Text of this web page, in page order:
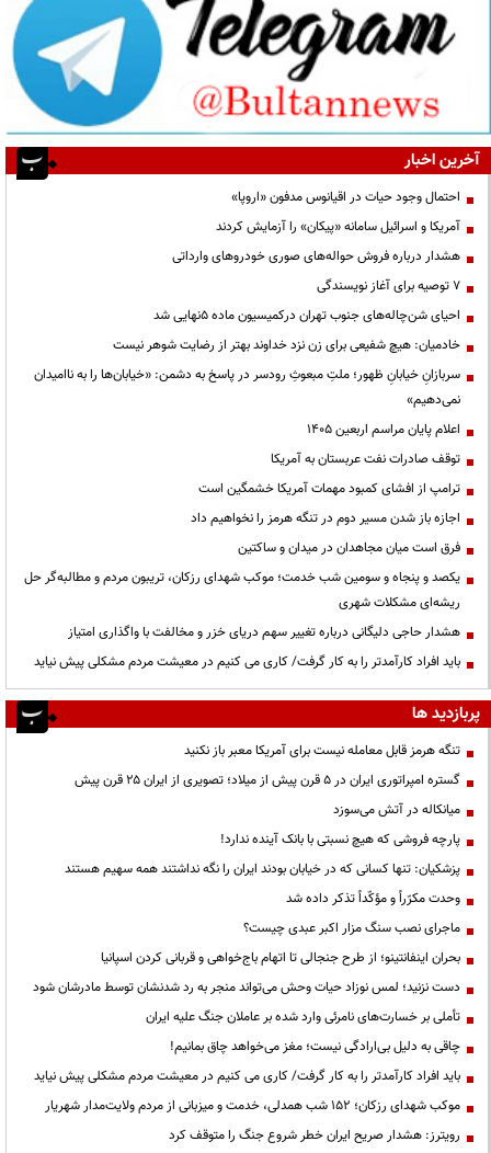
آخرین اخبار
احتمال وجود حیات در اقیانوس مدفون «اروپا»
آمریکا و اسرائیل سامانه «پیکان» را آزمایش کردند
هشدار درباره فروش حواله‌های صوری خودروهای وارداتی
۷ توصیه برای آغاز نویسندگی
احیای شن‌چاله‌های جنوب تهران درکمیسیون ماده ۵نهایی شد
خادمیان: هیچ شفیعی برای زن نزد خداوند بهتر از رضایت شوهر نیست
سربازانِ خیابانِ ظهور؛ ملتِ مبعوثِ رودسر در پاسخ به دشمن: «خیابان‌ها را به ناامیدان
نمی‌دهیم»
اعلام پایان مراسم اربعین ۱۴۰۵
توقف صادرات نفت عربستان به آمریکا
ترامپ از افشای کمبود مهمات آمریکا خشمگین است
اجازه باز شدن مسیر دوم در تنگه هرمز را نخواهیم داد
فرق است میان مجاهدان در میدان و ساکتین
یکصد و پنجاه و سومین شب خدمت؛ موکب شهدای رزکان، تریبون مردم و مطالبه‌گر حل
ریشه‌ای مشکلات شهری
هشدار حاجی دلیگانی درباره تغییر سهم دریای خزر و مخالفت با واگذاری امتیاز
باید افراد کارآمدتر را به کار گرفت/ کاری می کنیم در معیشت مردم مشکلی پیش نیاید
پربازدید ها
تنگه هرمز قابل معامله نیست برای آمریکا معبر باز نکنید
گستره امپراتوری ایران در ۵ قرن پیش از میلاد؛ تصویری از ایران ۲۵ قرن پیش
میانکاله در آتش می‌سوزد
پارچه فروشی که هیچ نسبتی با بانک آینده ندارد!
پزشکیان: تنها کسانی که در خیابان بودند ایران را نگه نداشتند همه سهیم هستند
وحدت مکرّراً و مؤکّداً تذکر داده شد
ماجرای نصب سنگ مزار اکبر عبدی چیست؟
بحران اینفانتینو؛ از طرح جنجالی تا اتهام باج‌خواهی و قربانی کردن اسپانیا
دست نزنید؛ لمس نوزاد حیات وحش می‌تواند منجر به رد شدنشان توسط مادرشان شود
تأملی بر خسارت‌های نامرئی وارد شده بر عاملان جنگ علیه ایران
چاقی به دلیل بی‌ارادگی نیست؛ مغز می‌خواهد چاق بمانیم!
باید افراد کارآمدتر را به کار گرفت/ کاری می کنیم در معیشت مردم مشکلی پیش نیاید
موکب شهدای رزکان؛ ۱۵۲ شب همدلی، خدمت و میزبانی از مردم ولایت‌مدار شهریار
رویترز: هشدار صریح ایران خطر شروع جنگ را متوقف کرد